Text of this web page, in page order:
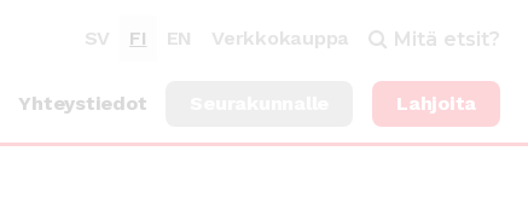
SV FI EN Verkkokauppa Mitä etsit?
Yhteystiedot Lahjoita